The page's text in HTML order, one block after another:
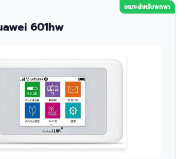
เหมาะสำหรับพกพา
601hw